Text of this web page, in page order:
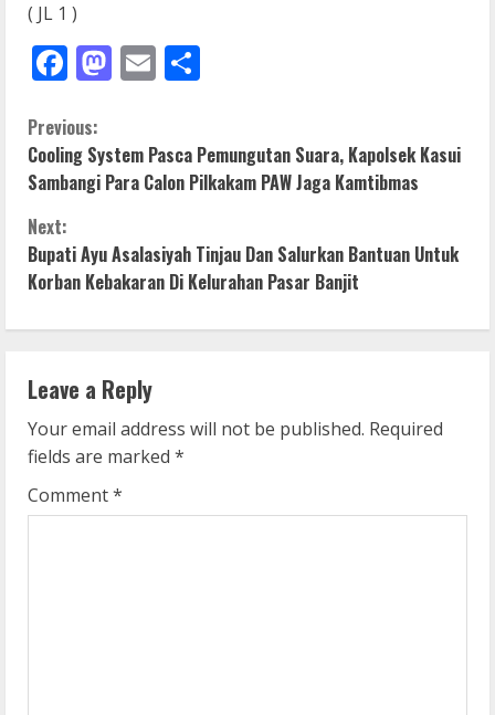
( JL 1 )
Facebook
Mastodon
Email
C
o
n
t
i
n
u
e
R
Previous:
Cooling System Pasca Pemungutan Suara, Kapolsek Kasui
Sambangi Para Calon Pilkakam PAW Jaga Kamtibmas
Next:
Bupati Ayu Asalasiyah Tinjau Dan Salurkan Bantuan Untuk
Korban Kebakaran Di Kelurahan Pasar Banjit
Leave a Reply
Your email address will not be published. Required
fields are marked *
Comment*